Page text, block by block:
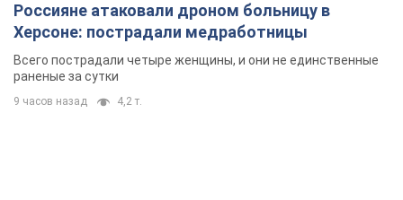
Россияне атаковали дроном больницу в
Херсоне: пострадали медработницы
Всего пострадали четыре женщины, и они не единственные
раненые за сутки
9 часов назад 4,2 т.